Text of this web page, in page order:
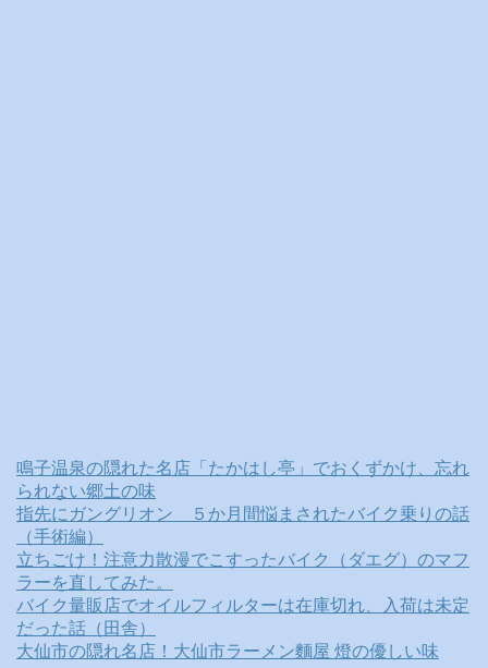
鳴子温泉の隠れた名店「たかはし亭」でおくずかけ、忘れ
られない郷土の味
指先にガングリオン ５か月間悩まされたバイク乗りの話
（手術編）
立ちごけ！注意力散漫でこすったバイク（ダエグ）のマフ
ラーを直してみた。
バイク量販店でオイルフィルターは在庫切れ、入荷は未定
だった話（田舎）
大仙市の隠れ名店！大仙市ラーメン麵屋 燈の優しい味